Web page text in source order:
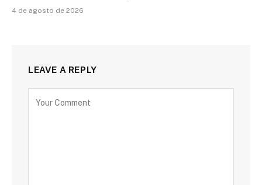
4 de agosto de 2026
LEAVE A REPLY